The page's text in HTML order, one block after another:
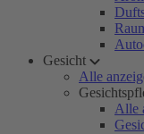
Gesicht
Alle
Alle